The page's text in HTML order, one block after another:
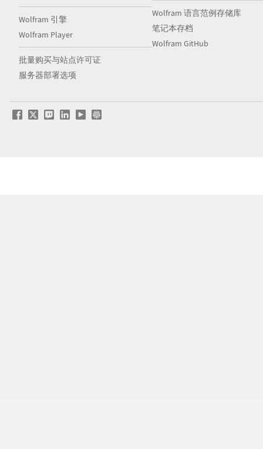
Wolfram 引擎
Wolfram Player
批量购买与站点许可证
服务器部署选项
Wolfram 语言范例存储库
笔记本存档
Wolfram GitHub